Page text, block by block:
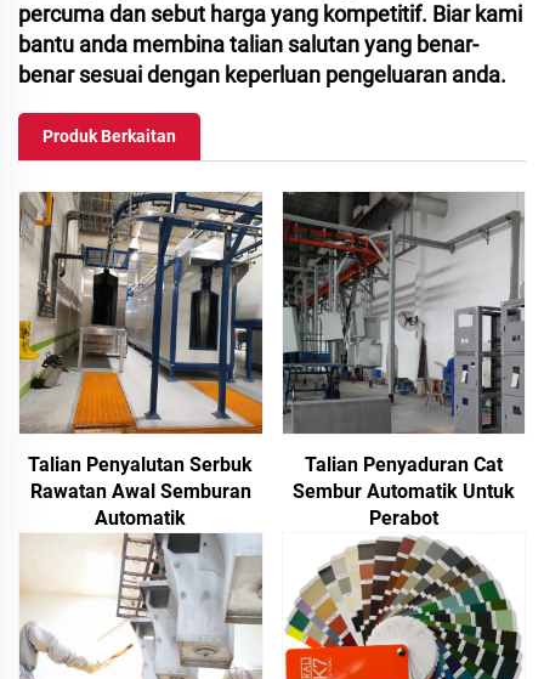
percuma dan sebut harga yang kompetitif. Biar kami
bantu anda membina talian salutan yang benar-
benar sesuai dengan keperluan pengeluaran anda.
Produk Berkaitan
Talian Penyalutan Serbuk
Rawatan Awal Semburan
Automatik
Talian Penyaduran Cat
Sembur Automatik Untuk
Perabot